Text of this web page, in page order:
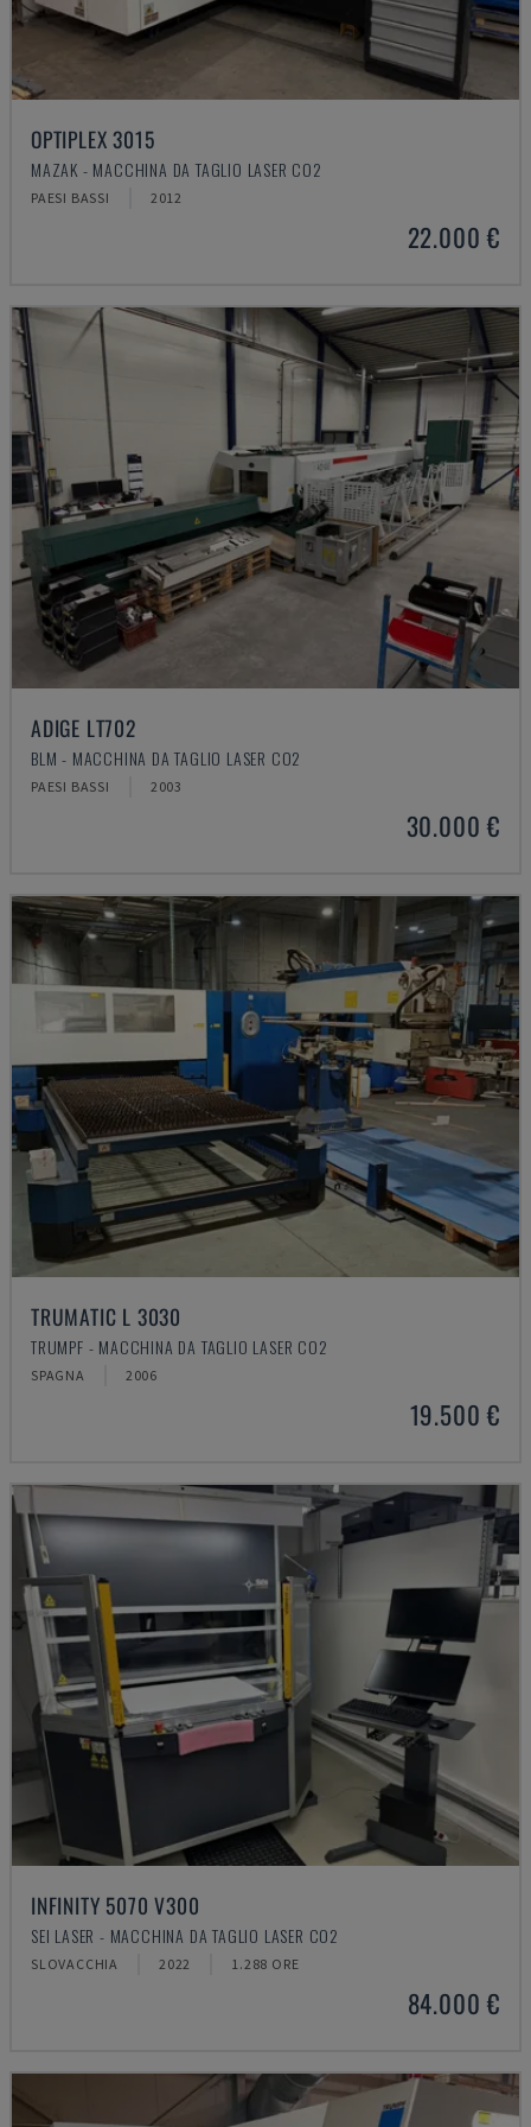
OPTIPLEX 3015
MAZAK - MACCHINA DA TAGLIO LASER CO2
PAESI BASSI 2012
22.000 €
ADIGE LT702
BLM - MACCHINA DA TAGLIO LASER CO2
PAESI BASSI 2003
30.000 €
TRUMATIC L 3030
TRUMPF - MACCHINA DA TAGLIO LASER CO2
SPAGNA 2006
19.500 €
INFINITY 5070 V300
SEI LASER - MACCHINA DA TAGLIO LASER CO2
SLOVACCHIA 2022 1.288 ORE
84.000 €